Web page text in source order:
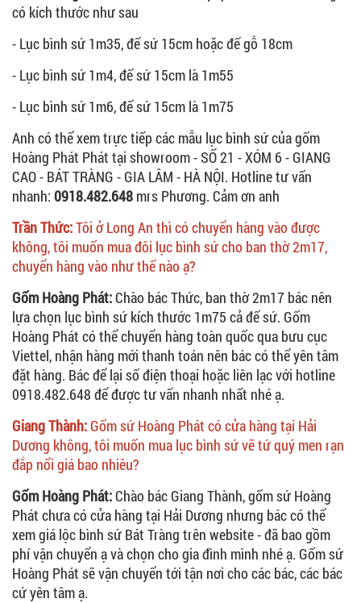
có kích thước như sau
- Lục bình sứ 1m35, đế sứ 15cm hoặc đế gỗ 18cm
- Lục bình sứ 1m4, đế sứ 15cm là 1m55
- Lục bình sứ 1m6, đế sứ 15cm là 1m75
Anh có thể xem trực tiếp các mẫu lục bình sứ của gốm
Hoàng Phát Phát tại showroom - SỐ 21 - XÓM 6 - GIANG
CAO - BÁT TRÀNG - GIA LÂM - HÀ NỘI. Hotline tư vấn
nhanh: 0918.482.648 mrs Phương. Cảm ơn anh
Trần Thức:Tôi ở Long An thì có chuyển hàng vào được
không, tôi muốn mua đôi lục bình sứ cho ban thờ 2m17,
chuyển hàng vào như thế nào ạ?
Gốm Hoàng Phát:Chào bác Thức, ban thờ 2m17 bác nên
lựa chọn lục bình sứ kích thước 1m75 cả đế sứ. Gốm
Hoàng Phát có thể chuyển hàng toàn quốc qua bưu cục
Viettel, nhận hàng mới thanh toán nên bác có thể yên tâm
đặt hàng. Bác để lại số điện thoại hoặc liên lạc với hotline
0918.482.648 để được tư vấn nhanh nhất nhé ạ.
Giang Thành:Gốm sứ Hoàng Phát có cửa hàng tại Hải
Dương không, tôi muốn mua lục bình sứ vẽ tứ quý men rạn
đắp nổi giá bao nhiêu?
Gốm Hoàng Phát:Chào bác Giang Thành, gốm sứ Hoàng
Phát chưa có cửa hàng tại Hải Dương nhưng bác có thể
xem giá lộc bình sứ Bát Tràng trên website - đã bao gồm
phí vận chuyển ạ và chọn cho gia đình mình nhé ạ. Gốm sứ
Hoàng Phát sẽ vận chuyển tới tận nơi cho các bác, các bác
cứ yên tâm ạ.